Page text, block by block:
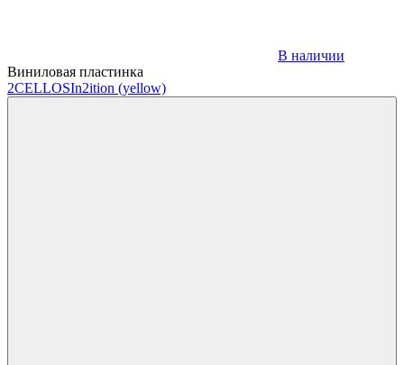
В наличии
Виниловая пластинка
2CELLOSIn2ition (yellow)